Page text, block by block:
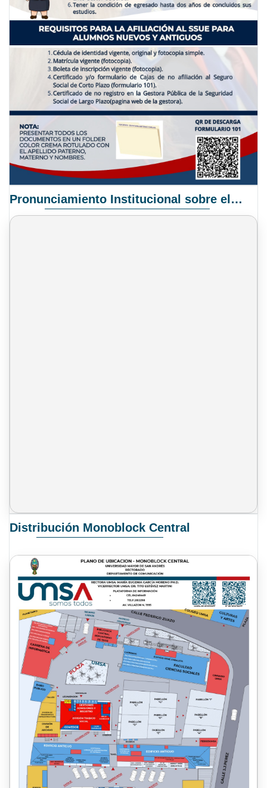
Pronunciamiento Institucional sobre el Proyecto de Ley N° 068/2025-2026 C.S.
Distribución Monoblock Central